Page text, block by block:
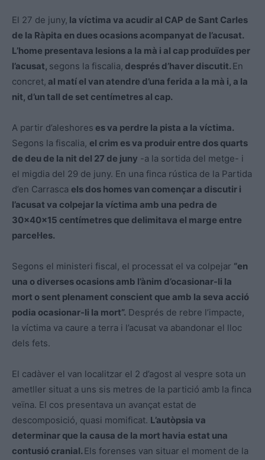
El 27 de juny, la víctima va acudir al CAP de Sant Carles
de la Ràpita en dues ocasions acompanyat de l’acusat.
L’home presentava lesions a la mà i al cap produïdes per
l’acusat, segons la fiscalia, després d’haver discutit. En
concret, al matí el van atendre d’una ferida a la mà i, a la
nit, d’un tall de set centímetres al cap.
A partir d’aleshores es va perdre la pista a la víctima.
Segons la fiscalia, el crim es va produir entre dos quarts
de deu de la nit del 27 de juny -a la sortida del metge- i
el migdia del 29 de juny. En una finca rústica de la Partida
d’en Carrasca els dos homes van començar a discutir i
l’acusat va colpejar la víctima amb una pedra de
30x40x15 centímetres que delimitava el marge entre
parcel·les.
Segons el ministeri fiscal, el processat el va colpejar “en
una o diverses ocasions amb l’ànim d’ocasionar-li la
mort o sent plenament conscient que amb la seva acció
podia ocasionar-li la mort”. Després de rebre l’impacte,
la víctima va caure a terra i l’acusat va abandonar el lloc
dels fets.
El cadàver el van localitzar el 2 d’agost al vespre sota un
ametller situat a uns sis metres de la partició amb la finca
veïna. El cos presentava un avançat estat de
descomposició, quasi momificat. L’autòpsia va
determinar que la causa de la mort havia estat una
contusió cranial. Els forenses van situar el moment de la